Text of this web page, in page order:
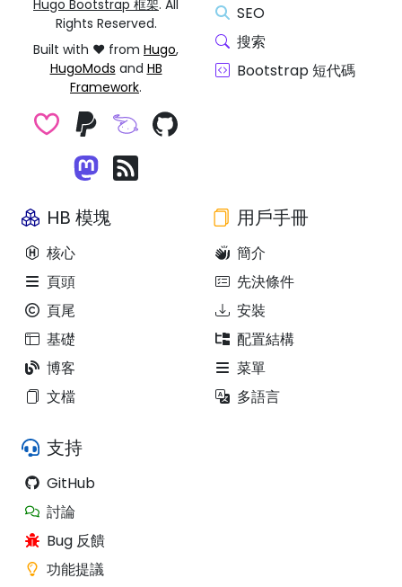
Hugo Bootstrap 框架. All
Rights Reserved.
Built with ❤️ from Hugo,
HugoMods and HB
Framework.
SEO
搜索
Bootstrap 短代碼
HB 模塊
核心
頁頭
頁尾
基礎
博客
文檔
用戶手冊
簡介
先決條件
安裝
配置結構
菜單
多語言
支持
GitHub
討論
Bug 反饋
功能提議